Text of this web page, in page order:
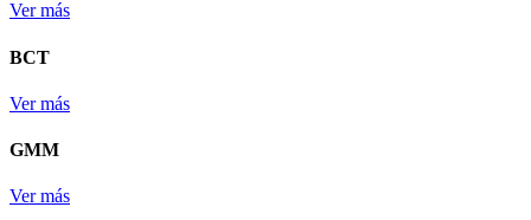
Ver más
BCT
Ver más
GMM
Ver más